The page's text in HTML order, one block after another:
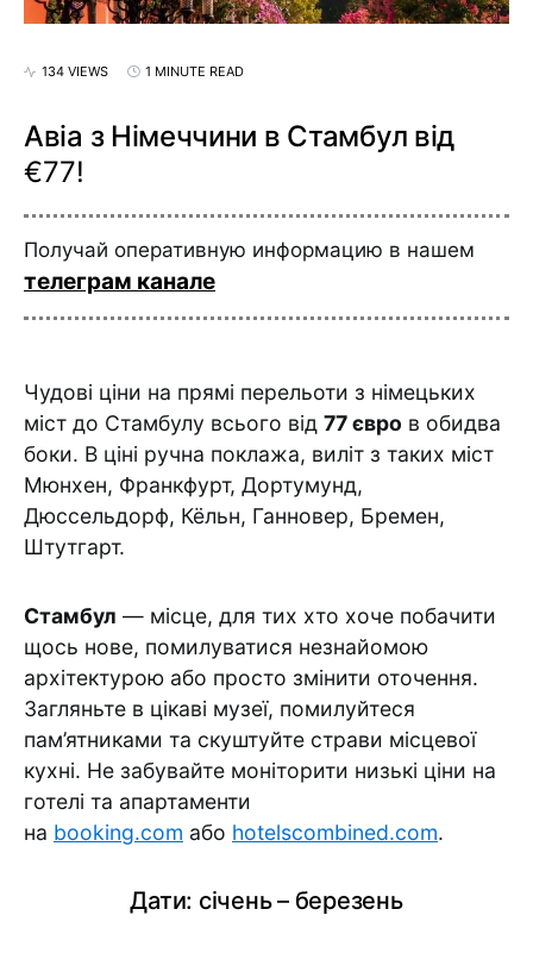
134 VIEWS 1 MINUTE READ
Авіа з Німеччини в Стамбул від
€77!
Получай оперативную информацию в нашем
телеграм канале
Чудові ціни на прямі перельоти з німецьких
міст до Стамбулу всього від 77 євро в обидва
боки. В ціні ручна поклажа, виліт з таких міст
Мюнхен, Франкфурт, Дортумунд,
Дюссельдорф, Кёльн, Ганновер, Бремен,
Штутгарт.
Стамбул — місце, для тих хто хоче побачити
щось нове, помилуватися незнайомою
архітектурою або просто змінити оточення.
Загляньте в цікаві музеї, помилуйтеся
пам’ятниками та скуштуйте страви місцевої
кухні. Не забувайте моніторити низькі ціни на
готелі та апартаменти
на booking.com або hotelscombined.com.
Дати: січень – березень